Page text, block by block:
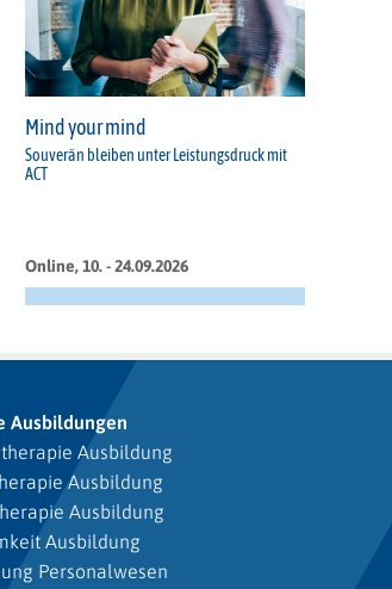
Mind your mind
Souverän bleiben unter Leistungsdruck mit
ACT
Online, 10. - 24.09.2026
Ausbildungen
Ausbildung
Ausbildung
Ausbildung
Ausbildung
Personalwesen